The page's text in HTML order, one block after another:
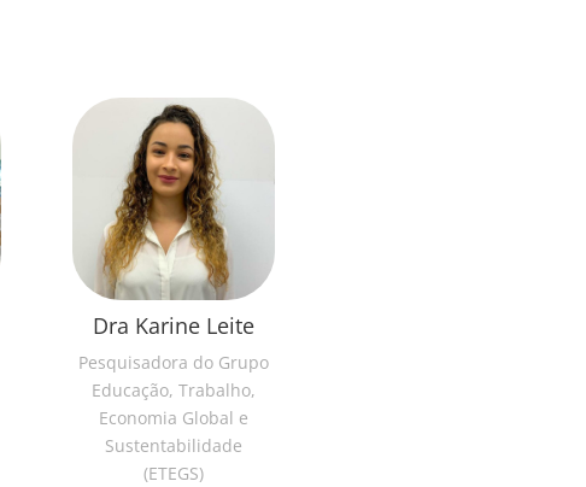
Dra Karine Leite
Pesquisadora do Grupo
Educação, Trabalho,
Economia Global e
Sustentabilidade
(ETEGS)